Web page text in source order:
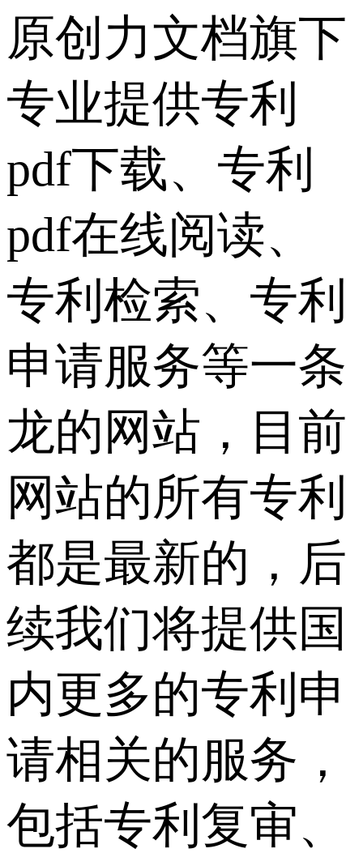
原创力文档旗下
专业提供专利
pdf下载、专利
pdf在线阅读、
专利检索、专利
申请服务等一条
龙的网站，目前
网站的所有专利
都是最新的，后
续我们将提供国
内更多的专利申
请相关的服务，
包括专利复审、